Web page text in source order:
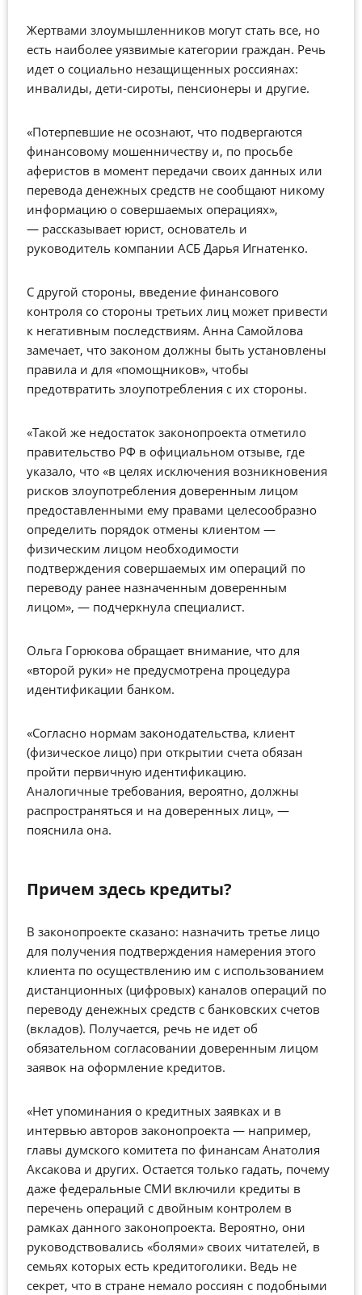
Жертвами злоумышленников могут стать все, но
есть наиболее уязвимые категории граждан. Речь
идет о социально незащищенных россиянах:
инвалиды, дети-сироты, пенсионеры и другие.
«Потерпевшие не осознают, что подвергаются
финансовому мошенничеству и, по просьбе
аферистов в момент передачи своих данных или
перевода денежных средств не сообщают никому
информацию о совершаемых операциях»,
— рассказывает юрист, основатель и
руководитель компании АСБ Дарья Игнатенко.
С другой стороны, введение финансового
контроля со стороны третьих лиц может привести
к негативным последствиям. Анна Самойлова
замечает, что законом должны быть установлены
правила и для «помощников», чтобы
предотвратить злоупотребления с их стороны.
«Такой же недостаток законопроекта отметило
правительство РФ в официальном отзыве, где
указало, что «в целях исключения возникновения
рисков злоупотребления доверенным лицом
предоставленными ему правами целесообразно
определить порядок отмены клиентом —
физическим лицом необходимости
подтверждения совершаемых им операций по
переводу ранее назначенным доверенным
лицом», — подчеркнула специалист.
Ольга Горюкова обращает внимание, что для
«второй руки» не предусмотрена процедура
идентификации банком.
«Согласно нормам законодательства, клиент
(физическое лицо) при открытии счета обязан
пройти первичную идентификацию.
Аналогичные требования, вероятно, должны
распространяться и на доверенных лиц», —
пояснила она.
Причем здесь кредиты?
В законопроекте сказано: назначить третье лицо
для получения подтверждения намерения этого
клиента по осуществлению им с использованием
дистанционных (цифровых) каналов операций по
переводу денежных средств с банковских счетов
(вкладов). Получается, речь не идет об
обязательном согласовании доверенным лицом
заявок на оформление кредитов.
«Нет упоминания о кредитных заявках и в
интервью авторов законопроекта — например,
главы думского комитета по финансам Анатолия
Аксакова и других. Остается только гадать, почему
даже федеральные СМИ включили кредиты в
перечень операций с двойным контролем в
рамках данного законопроекта. Вероятно, они
руководствовались «болями» своих читателей, в
семьях которых есть кредитоголики. Ведь не
секрет, что в стране немало россиян с подобными